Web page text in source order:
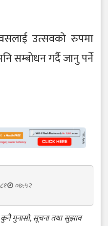
उत्सवको रुपमा
सम्बोधन गर्दै जानु पर्ने
०७:५२
कुनै गुनासो, सूचना तथा सुझाव